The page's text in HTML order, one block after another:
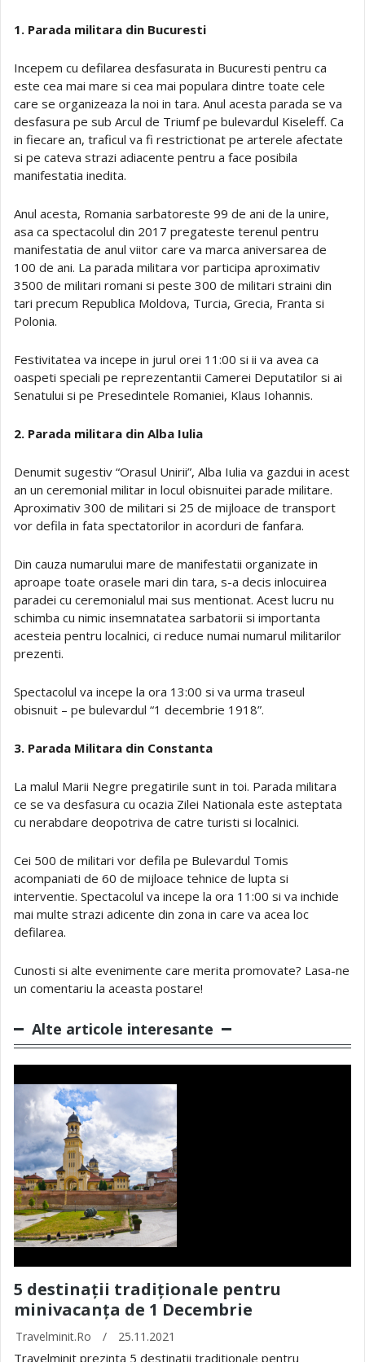
1. Parada militara din Bucuresti
Incepem cu defilarea desfasurata in Bucuresti pentru ca
este cea mai mare si cea mai populara dintre toate cele
care se organizeaza la noi in tara. Anul acesta parada se va
desfasura pe sub Arcul de Triumf pe bulevardul Kiseleff. Ca
in fiecare an, traficul va fi restrictionat pe arterele afectate
si pe cateva strazi adiacente pentru a face posibila
manifestatia inedita.
Anul acesta, Romania sarbatoreste 99 de ani de la unire,
asa ca spectacolul din 2017 pregateste terenul pentru
manifestatia de anul viitor care va marca aniversarea de
100 de ani. La parada militara vor participa aproximativ
3500 de militari romani si peste 300 de militari straini din
tari precum Republica Moldova, Turcia, Grecia, Franta si
Polonia.
Festivitatea va incepe in jurul orei 11:00 si ii va avea ca
oaspeti speciali pe reprezentantii Camerei Deputatilor si ai
Senatului si pe Presedintele Romaniei, Klaus Iohannis.
2. Parada militara din Alba Iulia
Denumit sugestiv “Orasul Unirii”, Alba Iulia va gazdui in acest
an un ceremonial militar in locul obisnuitei parade militare.
Aproximativ 300 de militari si 25 de mijloace de transport
vor defila in fata spectatorilor in acorduri de fanfara.
Din cauza numarului mare de manifestatii organizate in
aproape toate orasele mari din tara, s-a decis inlocuirea
paradei cu ceremonialul mai sus mentionat. Acest lucru nu
schimba cu nimic insemnatatea sarbatorii si importanta
acesteia pentru localnici, ci reduce numai numarul militarilor
prezenti.
Spectacolul va incepe la ora 13:00 si va urma traseul
obisnuit – pe bulevardul “1 decembrie 1918”.
3. Parada Militara din Constanta
La malul Marii Negre pregatirile sunt in toi. Parada militara
ce se va desfasura cu ocazia Zilei Nationala este asteptata
cu nerabdare deopotriva de catre turisti si localnici.
Cei 500 de militari vor defila pe Bulevardul Tomis
acompaniati de 60 de mijloace tehnice de lupta si
interventie. Spectacolul va incepe la ora 11:00 si va inchide
mai multe strazi adicente din zona in care va acea loc
defilarea.
Cunosti si alte evenimente care merita promovate? Lasa-ne
un comentariu la aceasta postare!
Alte articole interesante
5 destinații tradiționale pentru
minivacanța de 1 Decembrie
Travelminit.ro / 25.11.2021
Travelminit prezinta 5 destinatii traditionale pentru